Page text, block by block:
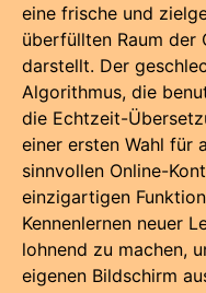
eine frische und
überfüllten Raum der
darstellt. Der
Algorithmus, die
die Echtzeit-
einer ersten Wahl für
sinnvollen Online-
einzigartigen
Kennenlernen neuer
lohnend zu machen,
eigenen Bildschirm